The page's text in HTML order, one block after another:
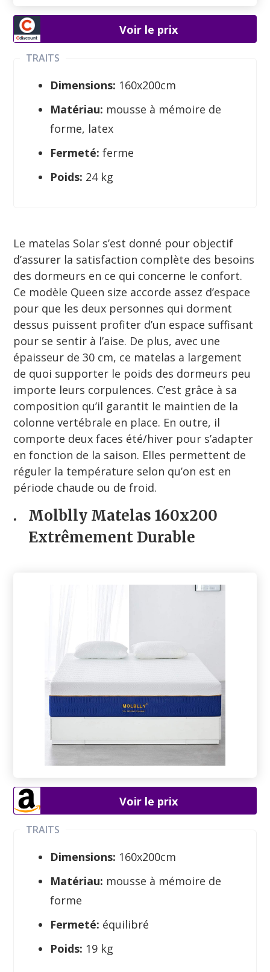
TRAITS
Dimensions: 160x200cm
Matériau: mousse à mémoire de
forme, latex
Fermeté: ferme
Poids: 24 kg
Voir le prix
Le matelas Solar s’est donné pour objectif
d’assurer la satisfaction complète des besoins
des dormeurs en ce qui concerne le confort.
Ce modèle Queen size accorde assez d’espace
pour que les deux personnes qui dorment
dessus puissent profiter d’un espace suffisant
pour se sentir à l’aise. De plus, avec une
épaisseur de 30 cm, ce matelas a largement
de quoi supporter le poids des dormeurs peu
importe leurs corpulences. C’est grâce à sa
composition qu’il garantit le maintien de la
colonne vertébrale en place. En outre, il
comporte deux faces été/hiver pour s’adapter
en fonction de la saison. Elles permettent de
réguler la température selon qu’on est en
période chaude ou de froid.
.
Molblly Matelas 160x200
Extrêmement Durable
TRAITS
Dimensions: 160x200cm
Matériau: mousse à mémoire de
forme
Fermeté: équilibré
Poids: 19 kg
Voir le prix